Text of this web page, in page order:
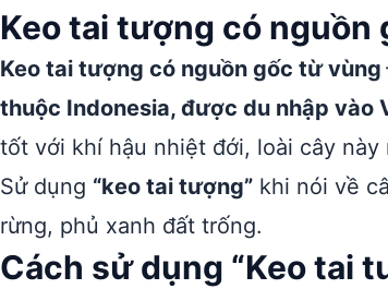
Keo tai tượng có nguồn
Keo tai tượng có nguồn gốc từ
thuộc Indonesia, được du nhập vào
tốt với khí hậu nhiệt đới, loài cây
Sử dụng “keo tai tượng” khi nói về
rừng, phủ xanh đất trống.
Cách sử dụng “Keo tai